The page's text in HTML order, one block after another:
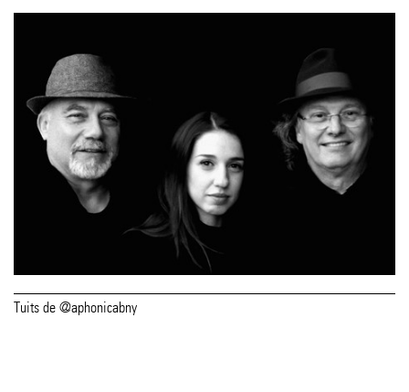
Tuits de @aphonicabny